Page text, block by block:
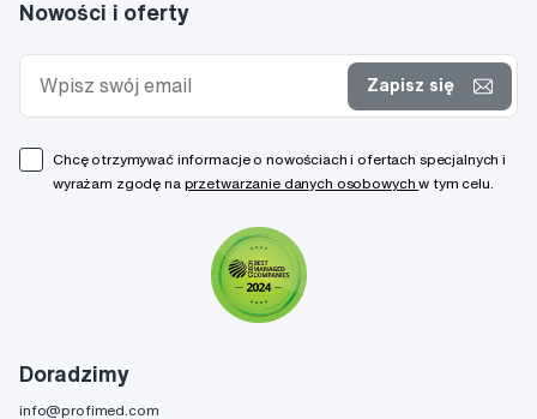
Doradzimy
info@profimed.com
Nowości i oferty
Zapisz się
Chcę otrzymywać informacje o nowościach i ofertach specjalnych i
wyrażam zgodę na przetwarzanie danych osobowychw tym celu.